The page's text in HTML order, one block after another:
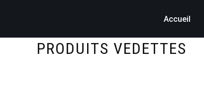
Accueil
PRODUITS VEDETTES